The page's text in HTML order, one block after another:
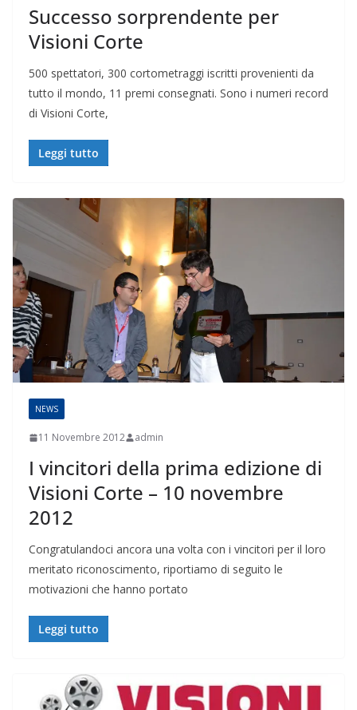
Successo sorprendente per
Visioni Corte
500 spettatori, 300 cortometraggi iscritti provenienti da
tutto il mondo, 11 premi consegnati. Sono i numeri record
di Visioni Corte,
Leggi tutto
NEWS
11 Novembre 2012 admin
I vincitori della prima edizione di
Visioni Corte – 10 novembre
2012
Congratulandoci ancora una volta con i vincitori per il loro
meritato riconoscimento, riportiamo di seguito le
motivazioni che hanno portato
Leggi tutto